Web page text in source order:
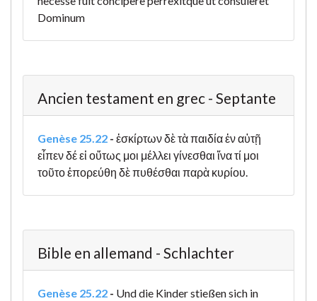
Dominum
Ancien testament en grec - Septante
Genèse 25.22 - ἐσκίρτων δὲ τὰ παιδία ἐν αὐτῇ
εἶπεν δέ εἰ οὕτως μοι μέλλει γίνεσθαι ἵνα τί μοι
τοῦτο ἐπορεύθη δὲ πυθέσθαι παρὰ κυρίου.
Bible en allemand - Schlachter
Genèse 25.22 - Und die Kinder stießen sich in